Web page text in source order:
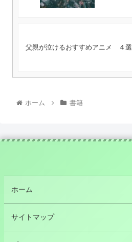
父親が泣けるおすすめアニメ ４選
ホーム 書籍
ホーム
サイトマップ